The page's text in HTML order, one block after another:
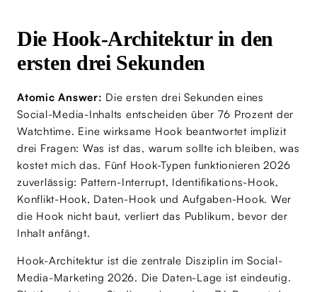
Die Hook-Architektur in den
ersten drei Sekunden
Atomic Answer: Die ersten drei Sekunden eines
Social-Media-Inhalts entscheiden über 76 Prozent der
Watchtime. Eine wirksame Hook beantwortet implizit
drei Fragen: Was ist das, warum sollte ich bleiben, was
kostet mich das. Fünf Hook-Typen funktionieren 2026
zuverlässig: Pattern-Interrupt, Identifikations-Hook,
Konflikt-Hook, Daten-Hook und Aufgaben-Hook. Wer
die Hook nicht baut, verliert das Publikum, bevor der
Inhalt anfängt.
Hook-Architektur ist die zentrale Disziplin im Social-
Media-Marketing 2026. Die Daten-Lage ist eindeutig.